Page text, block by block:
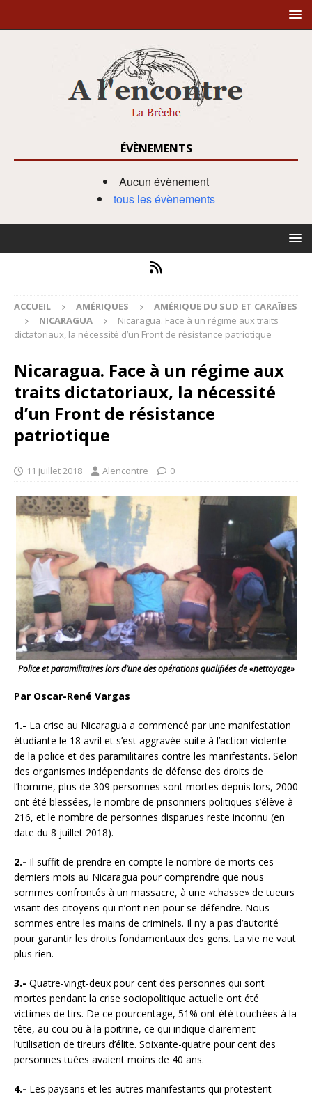
ÉVÈNEMENTS
Aucun évènement
tous les évènements
ACCUEIL AMÉRIQUES
AMÉRIQUE DU SUD ET CARAÏBES
NICARAGUA
Nicaragua. Face à un régime aux traits
dictatoriaux, la nécessité d’un Front de résistance patriotique
Nicaragua. Face à un régime aux
traits dictatoriaux, la nécessité
d’un Front de résistance
patriotique
11 juillet 2018 Alencontre 0
Police et paramilitaires lors d’une des opérations qualifiées de «nettoyage»
Par Oscar-René Vargas
1.- La crise au Nicaragua a commencé par une manifestation
étudiante le 18 avril et s’est aggravée suite à l’action violente
de la police et des paramilitaires contre les manifestants. Selon
des organismes indépendants de défense des droits de
l’homme, plus de 309 personnes sont mortes depuis lors, 2000
ont été blessées, le nombre de prisonniers politiques s’élève à
216, et le nombre de personnes disparues reste inconnu (en
date du 8 juillet 2018).
2.- Il suffit de prendre en compte le nombre de morts ces
derniers mois au Nicaragua pour comprendre que nous
sommes confrontés à un massacre, à une «chasse» de tueurs
visant des citoyens qui n’ont rien pour se défendre. Nous
sommes entre les mains de criminels. Il n’y a pas d’autorité
pour garantir les droits fondamentaux des gens. La vie ne vaut
plus rien.
3.- Quatre-vingt-deux pour cent des personnes qui sont
mortes pendant la crise sociopolitique actuelle ont été
victimes de tirs. De ce pourcentage, 51% ont été touchées à la
tête, au cou ou à la poitrine, ce qui indique clairement
l’utilisation de tireurs d’élite. Soixante-quatre pour cent des
personnes tuées avaient moins de 40 ans.
4.- Les paysans et les autres manifestants qui protestent